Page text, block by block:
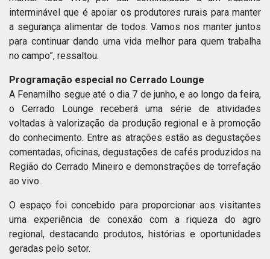
interminável que é apoiar os produtores rurais para manter
a segurança alimentar de todos. Vamos nos manter juntos
para continuar dando uma vida melhor para quem trabalha
no campo”, ressaltou.
Programação especial no Cerrado Lounge
A Fenamilho segue até o dia 7 de junho, e ao longo da feira,
o Cerrado Lounge receberá uma série de atividades
voltadas à valorização da produção regional e à promoção
do conhecimento. Entre as atrações estão as degustações
comentadas, oficinas, degustações de cafés produzidos na
Região do Cerrado Mineiro e demonstrações de torrefação
ao vivo.
O espaço foi concebido para proporcionar aos visitantes
uma experiência de conexão com a riqueza do agro
regional, destacando produtos, histórias e oportunidades
geradas pelo setor.